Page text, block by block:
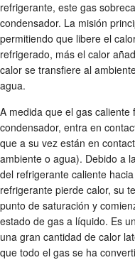
refrigerante, este gas
condensador. La misión
permitiendo que libere el
refrigerado, más el calor
calor se transfiere al
agua.
A medida que el gas
condensador, entra en
que a su vez están en
ambiente o agua). Debido a
del refrigerante caliente
refrigerante pierde calor, su
punto de saturación y
estado de gas a líquido. Es
una gran cantidad de calor
que todo el gas se ha